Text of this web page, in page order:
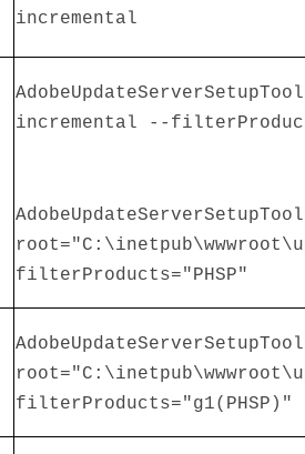
incremental
incremental --
filterProducts="PHSP"
filterProducts="g1(PHSP)"